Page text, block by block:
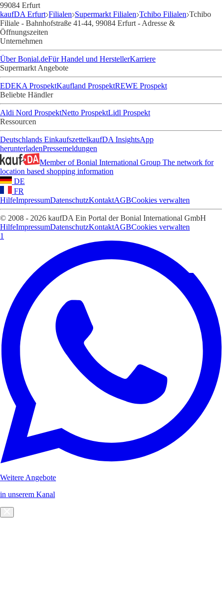
99084 Erfurt
kaufDA Erfurt Filialen Supermarkt Filialen Tchibo Filialen Tchibo
Filiale - Bahnhofstraße 41-44, 99084 Erfurt - Adresse &
Öffnungszeiten
Unternehmen
Über Bonial.deFür Handel und HerstellerKarriere
Supermarkt Angebote
EDEKA ProspektKaufland ProspektREWE Prospekt
Beliebte Händler
Aldi Nord ProspektNetto ProspektLidl Prospekt
Ressourcen
Deutschlands EinkaufszettelkaufDA InsightsApp
herunterladenPressemeldungen
Member of Bonial International Group The network for
location based shopping information
DE
FR
HilfeImpressumDatenschutzKontaktAGBCookies verwalten
© 2008 - 2026 kaufDA Ein Portal der Bonial International GmbH
HilfeImpressumDatenschutzKontaktAGBCookies verwalten
1
Weitere Angebote
in unserem Kanal